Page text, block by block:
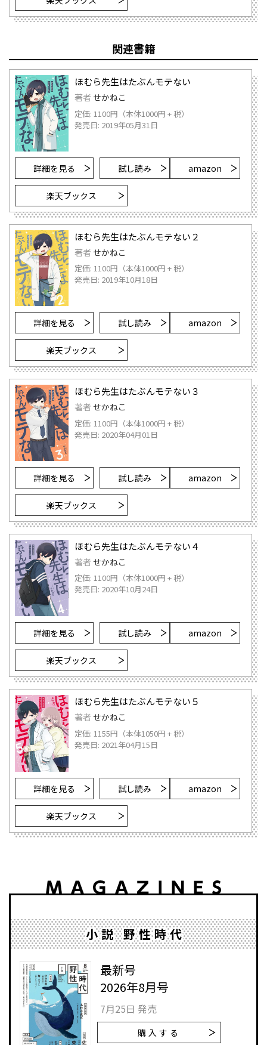
関連書籍
ほむら先生はたぶんモテない
著者 せかねこ
定価: 1100円（本体1000円 + 税）
発売日: 2019年05月31日
詳細を見る 試し読み amazon
楽天ブックス
ほむら先生はたぶんモテない２
著者 せかねこ
定価: 1100円（本体1000円 + 税）
発売日: 2019年10月18日
詳細を見る 試し読み amazon
楽天ブックス
ほむら先生はたぶんモテない３
著者 せかねこ
定価: 1100円（本体1000円 + 税）
発売日: 2020年04月01日
詳細を見る 試し読み amazon
楽天ブックス
ほむら先生はたぶんモテない４
著者 せかねこ
定価: 1100円（本体1000円 + 税）
発売日: 2020年10月24日
詳細を見る 試し読み amazon
楽天ブックス
ほむら先生はたぶんモテない５
著者 せかねこ
定価: 1155円（本体1050円 + 税）
発売日: 2021年04月15日
詳細を見る 試し読み amazon
楽天ブックス
小説 野性時代
最新号
2026年8月号
7月25日 発売
購入する